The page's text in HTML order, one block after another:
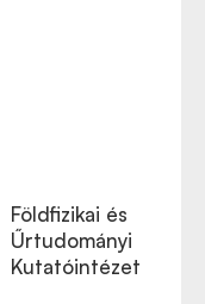
Földfizikai és
Űrtudományi
Kutatóintézet